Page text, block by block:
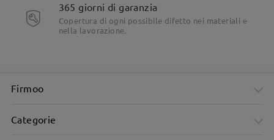
365 giorni di garanzia
Copertura di ogni possibile difetto nei materiali e
nella lavorazione.
Firmoo
Categorie